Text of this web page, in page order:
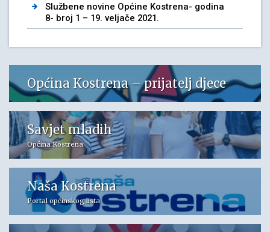
Službene novine Općine Kostrena- godina
8- broj 1 – 19. veljače 2021.
Općina Kostrena – prijatelj djece
Savjet mladih
Općina Kostrena
Naša Kostrena
Portal općinskog lista